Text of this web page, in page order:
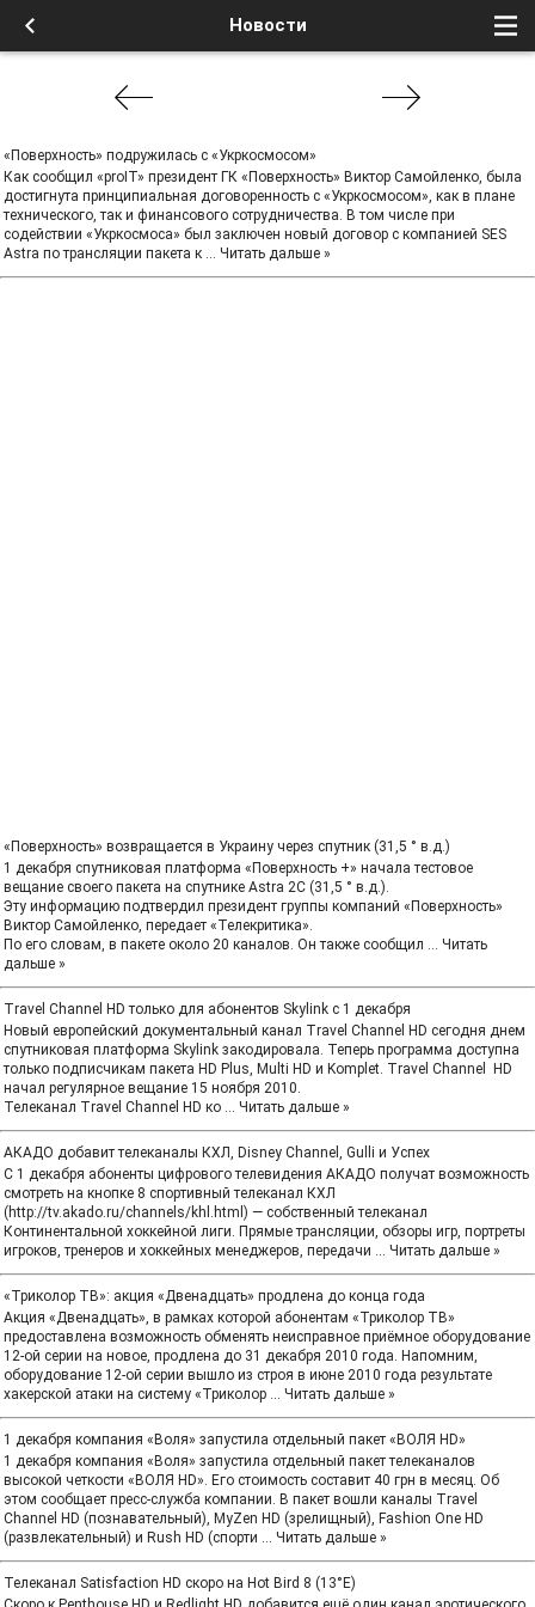
Новости
«Поверхность» подружилась с «Укркосмосом»
Как сообщил «proIT» президент ГК «Поверхность» Виктор Самойленко, была
достигнута принципиальная договоренность с «Укркосмосом», как в плане
технического, так и финансового сотрудничества. В том числе при
содействии «Укркосмоса» был заключен новый договор с компанией SES
Astra по трансляции пакета к ... Читать дальше »
«Поверхность» возвращается в Украину через спутник (31,5 ° в.д.)
1 декабря спутниковая платформа «Поверхность +» начала тестовое
вещание своего пакета на спутнике Astra 2C (31,5 ° в.д.).
Эту информацию подтвердил президент группы компаний «Поверхность»
Виктор Самойленко, передает «Телекритика».
По его словам, в пакете около 20 каналов. Он также сообщил ... Читать
дальше »
Travel Channel HD только для абонентов Skylink с 1 декабря
Новый европейский документальный канал Travel Channel HD сегодня днем
спутниковая платформа Skylink закодировала. Теперь программа доступна
только подписчикам пакета HD Plus, Multi HD и Komplet. Travel Channel HD
начал регулярное вещание 15 ноября 2010.
Телеканал Travel Channel HD ко ... Читать дальше »
АКАДО добавит телеканалы КХЛ, Disney Channel, Gulli и Успех
С 1 декабря абоненты цифрового телевидения АКАДО получат возможность
смотреть на кнопке 8 спортивный телеканал КХЛ
(http://tv.akado.ru/channels/khl.html) — собственный телеканал
Континентальной хоккейной лиги. Прямые трансляции, обзоры игр, портреты
игроков, тренеров и хоккейных менеджеров, передачи ... Читать дальше »
«Триколор ТВ»: акция «Двенадцать» продлена до конца года
Акция «Двенадцать», в рамках которой абонентам «Триколор ТВ»
предоставлена возможность обменять неисправное приёмное оборудование
12-ой серии на новое, продлена до 31 декабря 2010 года. Напомним,
оборудование 12-ой серии вышло из строя в июне 2010 года результате
хакерской атаки на систему «Триколор ... Читать дальше »
1 декабря компания «Воля» запустила отдельный пакет «ВОЛЯ HD»
1 декабря компания «Воля» запустила отдельный пакет телеканалов
высокой четкости «ВОЛЯ HD». Его стоимость составит 40 грн в месяц. Об
этом сообщает пресс-служба компании. В пакет вошли каналы Travel
Channel HD (познавательный), MyZen HD (зрелищный), Fashion One HD
(развлекательный) и Rush HD (спорти ... Читать дальше »
Телеканал Satisfaction HD скоро на Hot Bird 8 (13°E)